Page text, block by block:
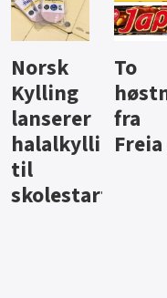
Knalltall
for Açai
Bowl
Aass
bli
i lite-